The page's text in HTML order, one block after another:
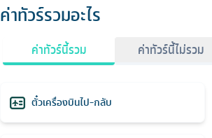
ค่าทัวร์รวมอะไร
ค่าทัวร์นี้รวม ค่าทัวร์นี้ไม่รวม
ตั๋วเครื่องบินไป-กลับ